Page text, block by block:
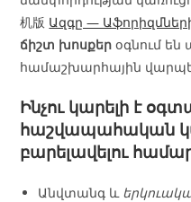
机版 Ազգը —
ճիշտ խոսքեր օգնում
համաշխարհային
Ինչու կարելի է
հաշվապահական
բարելավելու
Անվտանգ և